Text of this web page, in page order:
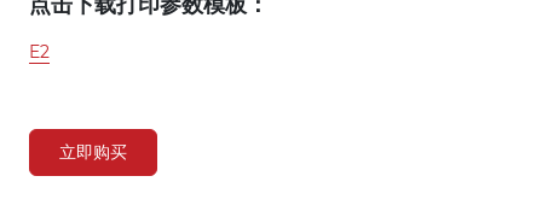
E2
立即购买